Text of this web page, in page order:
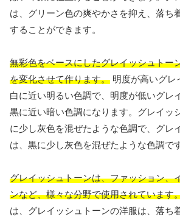
は、グリーン色の爽やかさを抑え、落ち
することができます。
無彩色をベースにしたグレイッシュトー
を変化させて作ります。 明度が高いグレ
白に近い明るい色調で、明度が低いグレ
黒に近い暗い色調になります。グレイッ
に少し灰色を混ぜたような色調で、グレ
は、黒に少し灰色を混ぜたような色調です
グレイッシュトーンは、ファッション、
ンなど、様々な分野で使用されています
は、グレイッシュトーンの洋服は、落ち